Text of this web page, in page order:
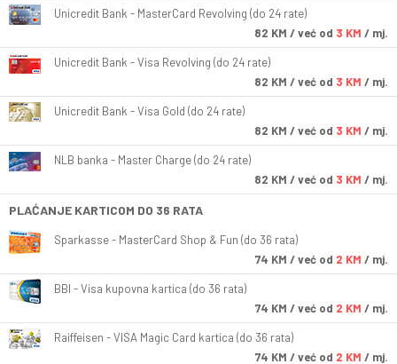
Unicredit Bank - MasterCard Revolving (do 24 rate)
82 KM / već od 3 KM / mj.
Unicredit Bank - Visa Revolving (do 24 rate)
82 KM / već od 3 KM / mj.
Unicredit Bank - Visa Gold (do 24 rate)
82 KM / već od 3 KM / mj.
NLB banka - Master Charge (do 24 rate)
82 KM / već od 3 KM / mj.
PLAĆANJE KARTICOM DO 36 RATA
Sparkasse - MasterCard Shop & Fun (do 36 rata)
74 KM / već od 2 KM / mj.
BBI - Visa kupovna kartica (do 36 rata)
74 KM / već od 2 KM / mj.
Raiffeisen - VISA Magic Card kartica (do 36 rata)
74 KM / već od 2 KM / mj.